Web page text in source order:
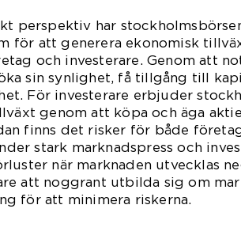
perspektiv har
för att generera ekonomisk
och investerare. Genom att
sin synlighet, få tillgång till
För investerare erbjuder
genom att köpa och äga
finns det risker för både
stark marknadspress och
när marknaden utvecklas
att noggrant utbilda sig om
för att minimera riskerna.